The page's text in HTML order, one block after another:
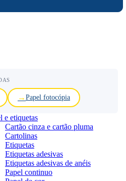
Papel fotocópia
e etiquetas
Cartão cinza e cartão pluma
Cartolinas
Etiquetas
Etiquetas adesivas
Etiquetas adesivas de anéis
Papel continuo